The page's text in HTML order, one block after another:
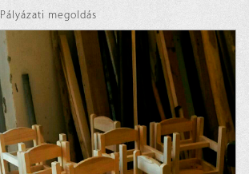
Pályázati megoldás